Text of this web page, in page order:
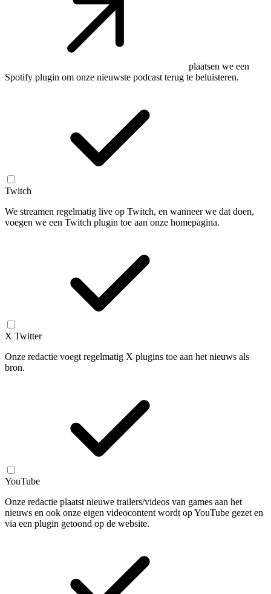
plaatsen we een
Spotify plugin om onze nieuwste podcast terug te beluisteren.
Twitch
We streamen regelmatig live op Twitch, en wanneer we dat doen,
voegen we een Twitch plugin toe aan onze homepagina.
X Twitter
Onze redactie voegt regelmatig X plugins toe aan het nieuws als
bron.
YouTube
Onze redactie plaatst nieuwe trailers/videos van games aan het
nieuws en ook onze eigen videocontent wordt op YouTube gezet en
via een plugin getoond op de website.